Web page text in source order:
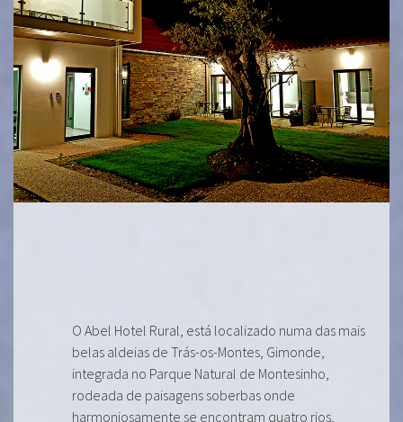
O Abel Hotel Rural, está localizado numa das mais
belas aldeias de Trás-os-Montes, Gimonde,
integrada no Parque Natural de Montesinho,
rodeada de paisagens soberbas onde
harmoniosamente se encontram quatro rios,